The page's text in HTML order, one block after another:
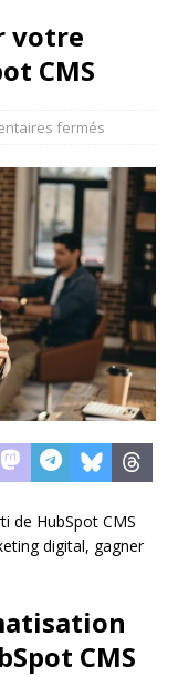
votre
CMS
fermés
de HubSpot CMS
digital, gagner
CMS